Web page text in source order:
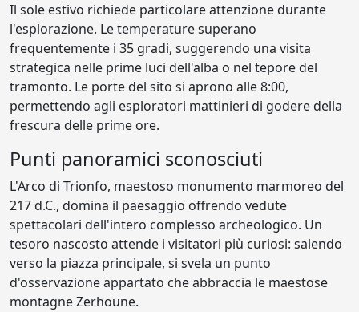
Il sole estivo richiede particolare attenzione durante
l'esplorazione. Le temperature superano
frequentemente i 35 gradi, suggerendo una visita
strategica nelle prime luci dell'alba o nel tepore del
tramonto. Le porte del sito si aprono alle 8:00,
permettendo agli esploratori mattinieri di godere della
frescura delle prime ore.
Punti panoramici sconosciuti
L'Arco di Trionfo, maestoso monumento marmoreo del
217 d.C., domina il paesaggio offrendo vedute
spettacolari dell'intero complesso archeologico. Un
tesoro nascosto attende i visitatori più curiosi: salendo
verso la piazza principale, si svela un punto
d'osservazione appartato che abbraccia le maestose
montagne Zerhoune.